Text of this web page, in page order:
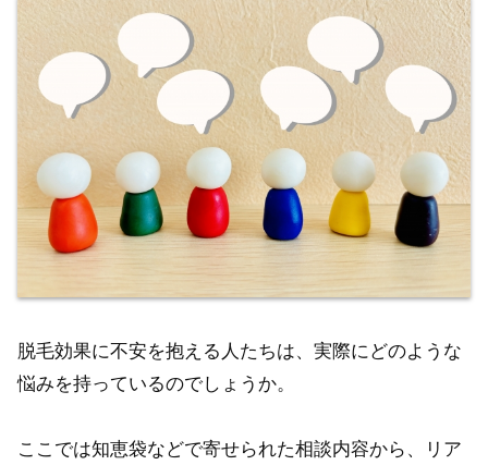
脱毛効果に不安を抱える人たちは、実際にどのような
悩みを持っているのでしょうか。
ここでは知恵袋などで寄せられた相談内容から、リア